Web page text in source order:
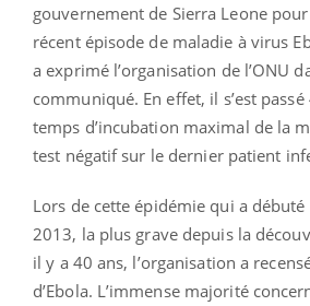
gouvernement de Sierra Leone
récent épisode de maladie à virus
a exprimé l’organisation de l’ONU
communiqué. En effet, il s’est
temps d’incubation maximal de la
test négatif sur le dernier patient
Lors de cette épidémie qui a
2013, la plus grave depuis la
il y a 40 ans, l’organisation a
d’Ebola. L’immense majorité